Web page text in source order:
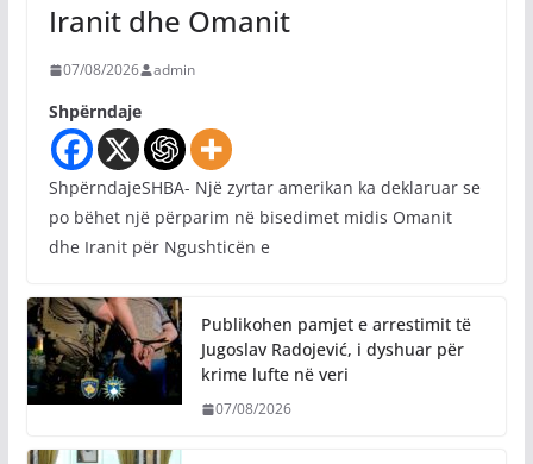
Iranit dhe Omanit
07/08/2026 admin
Shpërndaje
ShpërndajeSHBA- Një zyrtar amerikan ka deklaruar se
po bëhet një përparim në bisedimet midis Omanit
dhe Iranit për Ngushticën e
Publikohen pamjet e arrestimit të
Jugoslav Radojević, i dyshuar për
krime lufte në veri
07/08/2026